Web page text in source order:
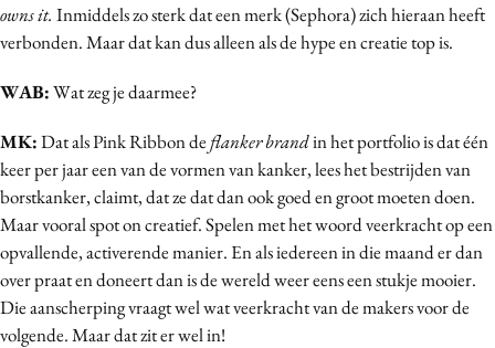
owns it. Inmiddels zo sterk dat een merk (Sephora) zich hieraan heeft
verbonden. Maar dat kan dus alleen als de hype en creatie top is.
WAB:Wat zeg je daarmee?
MK:Dat als Pink Ribbon de flanker brandin het portfolio is dat één
keer per jaar een van de vormen van kanker, lees het bestrijden van
borstkanker, claimt, dat ze dat dan ook goed en groot moeten doen.
Maar vooral spot on creatief. Spelen met het woord veerkracht op een
opvallende, activerende manier. En als iedereen in die maand er dan
over praat en doneert dan is de wereld weer eens een stukje mooier.
Die aanscherping vraagt wel wat veerkracht van de makers voor de
volgende. Maar dat zit er wel in!